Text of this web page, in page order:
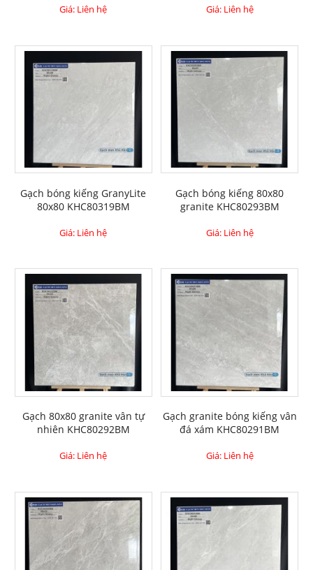
Giá: Liên hệ Giá: Liên hệ
Gạch bóng kiếng GranyLite
80x80 KHC80319BM
Giá: Liên hệ
Gạch bóng kiếng 80x80
granite KHC80293BM
Giá: Liên hệ
Gạch 80x80 granite vân tự
nhiên KHC80292BM
Giá: Liên hệ
Gạch granite bóng kiếng vân
đá xám KHC80291BM
Giá: Liên hệ